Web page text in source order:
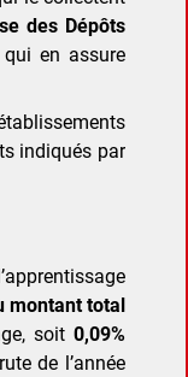
des Dépôts
qui en assure
indiqués par
montant total
soit 0,09%
de l’année